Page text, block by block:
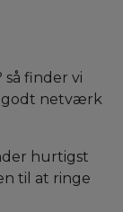
så finder vi
godt netværk
hurtigst
til at ringe